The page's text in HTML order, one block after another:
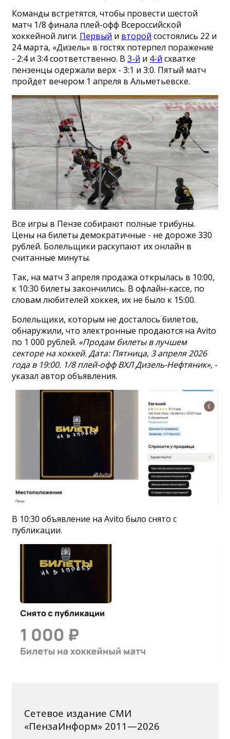
Команды встретятся, чтобы провести шестой
матч 1/8 финала плей-офф Всероссийской
хоккейной лиги. Первый и второй состоялись 22 и
24 марта, «Дизель» в гостях потерпел поражение
- 2:4 и 3:4 соответственно. В3-й и 4-й схватке
пензенцы одержали верх - 3:1 и 3:0. Пятый матч
пройдет вечером 1 апреля в Альметьевске.
Все игры в Пензе собирают полные трибуны.
Цены на билеты демократичные - не дороже 330
рублей. Болельщики раскупают их онлайн в
считанные минуты.
Так, на матч 3 апреля продажа открылась в 10:00,
к 10:30 билеты закончились. В офлайн-кассе, по
словам любителей хоккея, их не было к 15:00.
Болельщики, которым не досталось билетов,
обнаружили, что электронные продаются на Avito
по 1 000 рублей. «Продам билеты в лучшем
секторе на хоккей. Дата: Пятница, 3 апреля 2026
года в 19:00. 1/8 плей-офф ВХЛ Дизель-Нефтяник», -
указал автор объявления.
В 10:30 объявление на Avito было снято с
публикации.
Сетевое издание СМИ
«ПензаИнформ» 2011—2026